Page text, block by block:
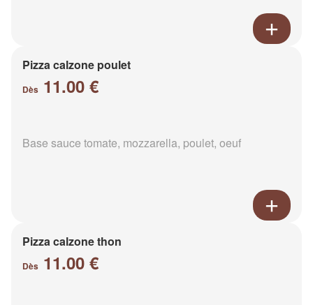
Pizza calzone poulet
Dès 11.00 €
Base sauce tomate, mozzarella, poulet, oeuf
Pizza calzone thon
Dès 11.00 €